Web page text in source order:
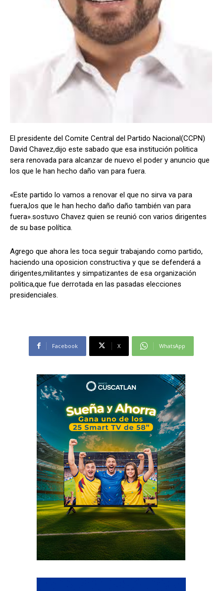
Comparta
WhatsApp
Síganos
Comparta
WhatsApp
Síganos
El presidente del Comite Central del Partido Nacional(CCPN)
David Chavez,dijo este sabado que esa institución politica
sera renovada para alcanzar de nuevo el poder y anuncio que
los que le han hecho daño van para fuera.
«Este partido lo vamos a renovar el que no sirva va para
fuera,los que le han hecho daño daño también van para
fuera».sostuvo Chavez quien se reunió con varios dirigentes
de su base política.
Agrego que ahora les toca seguir trabajando como partido,
haciendo una oposicion constructiva y que se defenderá a
dirigentes,militantes y simpatizantes de esa organización
politica,que fue derrotada en las pasadas elecciones
presidenciales.
Facebook X WhatsApp